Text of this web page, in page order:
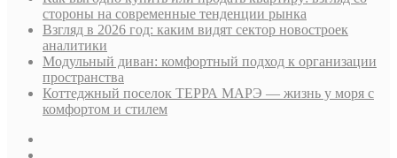
стороны на современные тенденции рынка
Взгляд в 2026 год: каким видят сектор новостроек
аналитики
Модульный диван: комфортный подход к организации
пространства
Коттеджный поселок ТЕРРА МАРЭ — жизнь у моря с
комфортом и стилем